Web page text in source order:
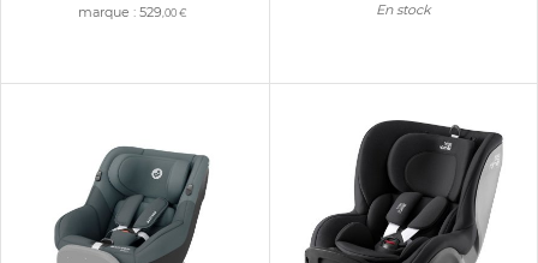
marque : 529,00 € En stock